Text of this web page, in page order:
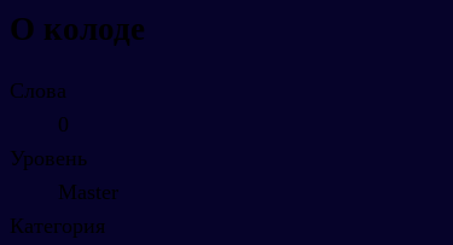
О колоде
Слова
0
Уровень
Master
Категория